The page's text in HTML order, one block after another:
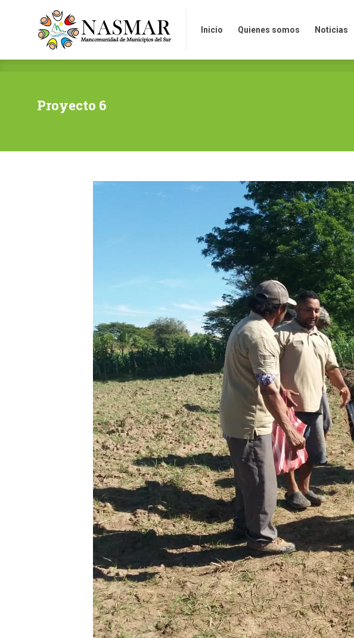
Inicio Quienes somos Noticias
Proyecto 6